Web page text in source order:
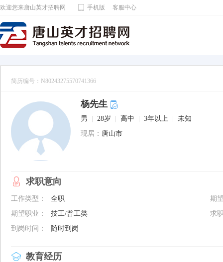
欢迎您来唐山英才招聘网 手机版 客服中心
简历编号：N80243275570741366
杨先生
男 28岁 高中 3年以上
未知
现居： 唐山市
求职意向
工作类型： 全职
期
期望职业：
技工/普工类
求
到岗时间：
随时到岗
教育经历